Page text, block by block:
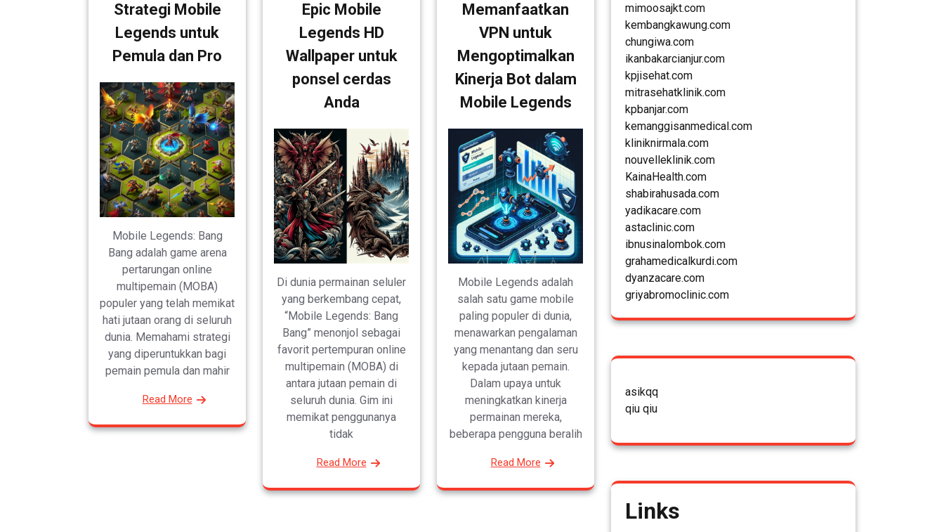
Strategi Mobile
Legends untuk
Pemula dan Pro
Mobile Legends: Bang
Bang adalah game arena
pertarungan online
multipemain (MOBA)
populer yang telah memikat
hati jutaan orang di seluruh
dunia. Memahami strategi
yang diperuntukkan bagi
pemain pemula dan mahir
Read More
Epic Mobile
Legends HD
Wallpaper untuk
ponsel cerdas
Anda
Di dunia permainan seluler
yang berkembang cepat,
“Mobile Legends: Bang
Bang” menonjol sebagai
favorit pertempuran online
multipemain (MOBA) di
antara jutaan pemain di
seluruh dunia. Gim ini
memikat penggunanya
tidak
Read More
Memanfaatkan
VPN untuk
Mengoptimalkan
Kinerja Bot dalam
Mobile Legends
Mobile Legends adalah
salah satu game mobile
paling populer di dunia,
menawarkan pengalaman
yang menantang dan seru
kepada jutaan pemain.
Dalam upaya untuk
meningkatkan kinerja
permainan mereka,
beberapa pengguna beralih
Read More
mimoosajkt.com
kembangkawung.com
chungiwa.com
ikanbakarcianjur.com
kpjisehat.com
mitrasehatklinik.com
kpbanjar.com
kemanggisanmedical.com
kliniknirmala.com
nouvelleklinik.com
KainaHealth.com
shabirahusada.com
yadikacare.com
astaclinic.com
ibnusinalombok.com
grahamedicalkurdi.com
dyanzacare.com
griyabromoclinic.com
asikqq
qiu qiu
Links